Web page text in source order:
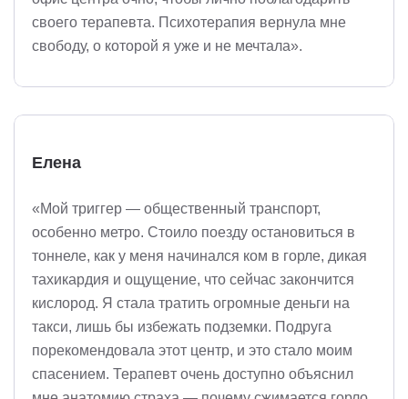
своего терапевта. Психотерапия вернула мне
свободу, о которой я уже и не мечтала».
Елена
«Мой триггер — общественный транспорт,
особенно метро. Стоило поезду остановиться в
тоннеле, как у меня начинался ком в горле, дикая
тахикардия и ощущение, что сейчас закончится
кислород. Я стала тратить огромные деньги на
такси, лишь бы избежать подземки. Подруга
порекомендовала этот центр, и это стало моим
спасением. Терапевт очень доступно объяснил